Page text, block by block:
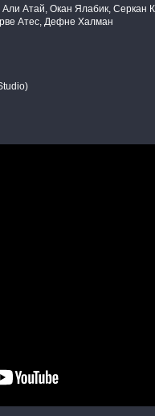
Атай, Окан Ялабик, Серкан
Атес, Дефне Халман